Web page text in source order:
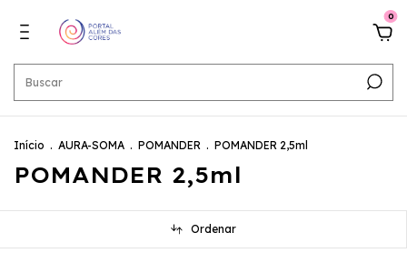
0
Início . AURA-SOMA . POMANDER . POMANDER 2,5ml
POMANDER 2,5ml
Ordenar